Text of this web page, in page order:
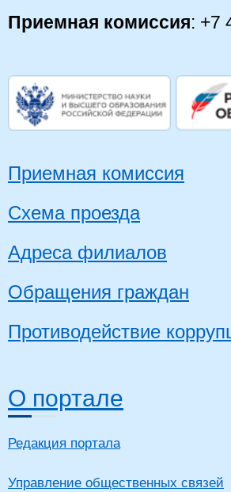
Приемная комиссия: +7
Приемная комиссия
Схема проезда
Адреса филиалов
Обращения граждан
Противодействие
О портале
Редакция портала
Управление общественных связей